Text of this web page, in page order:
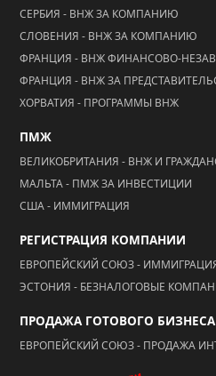
СЕРБИЯ - ВНЖ ЗА КОМПАНИЮ
СЛОВЕНИЯ - ВНЖ ЗА КОМПАНИЮ
ФРАНЦИЯ - ВНЖ ФИНАНСОВО-
ФРАНЦИЯ - ВНЖ ЗА
ХОРВАТИЯ - ПРОГРАММЫ ВНЖ
ПМЖ
ВЕЛИКОБРИТАНИЯ - ВНЖ И
МАЛЬТА - ПМЖ ЗА ИНВЕСТИЦИИ
США - ИММИГРАЦИЯ
РЕГИСТРАЦИЯ КОМПАНИИ
ЕВРОПЕЙСКИЙ СОЮЗ -
ЭСТОНИЯ - БЕЗНАЛОГОВЫЕ
ПРОДАЖА ГОТОВОГО БИЗНЕСА
ЕВРОПЕЙСКИЙ СОЮЗ - ПРОДАЖА